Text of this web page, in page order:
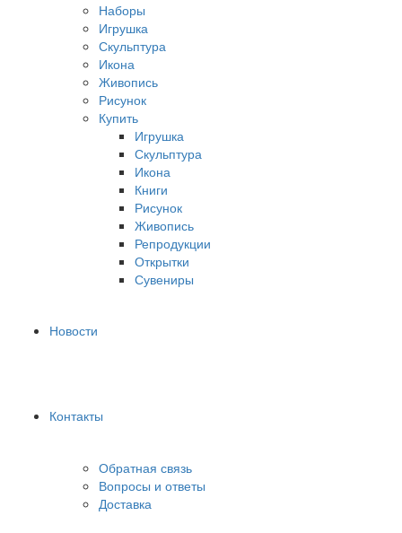
Наборы
Игрушка
Скульптура
Икона
Живопись
Рисунок
Купить
Игрушка
Скульптура
Икона
Книги
Рисунок
Живопись
Репродукции
Открытки
Сувениры
Новости
Контакты
Обратная связь
Вопросы и ответы
Доставка